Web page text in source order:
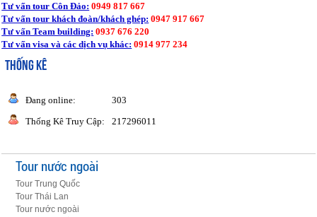
Tư vấn tour Côn Đảo: 0949 817 667
Tư vấn tour khách đoàn/khách ghép: 0947 917 667
Tư vấn Team building: 0937 676 220
Tư vấn visa và các dịch vụ khác: 0914 977 234
THỐNG KÊ
Đang online:
303
Thống Kê Truy Cập:
217296011
Tour nước ngoài
Tour Trung Quốc
Tour Thái Lan
Tour nước ngoài